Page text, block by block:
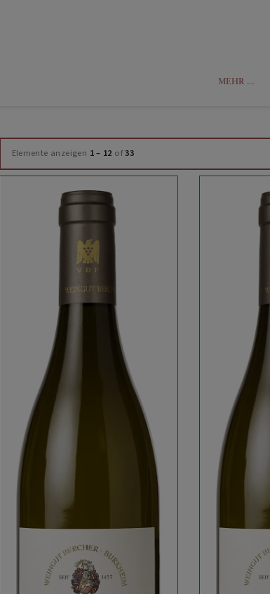
MEHR ...
Elemente anzeigen 1 – 12 of33